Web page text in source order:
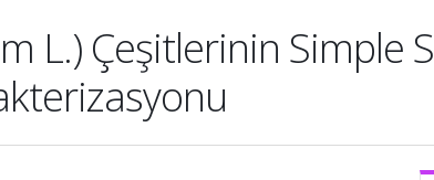
L.) Çeşitlerinin Simple